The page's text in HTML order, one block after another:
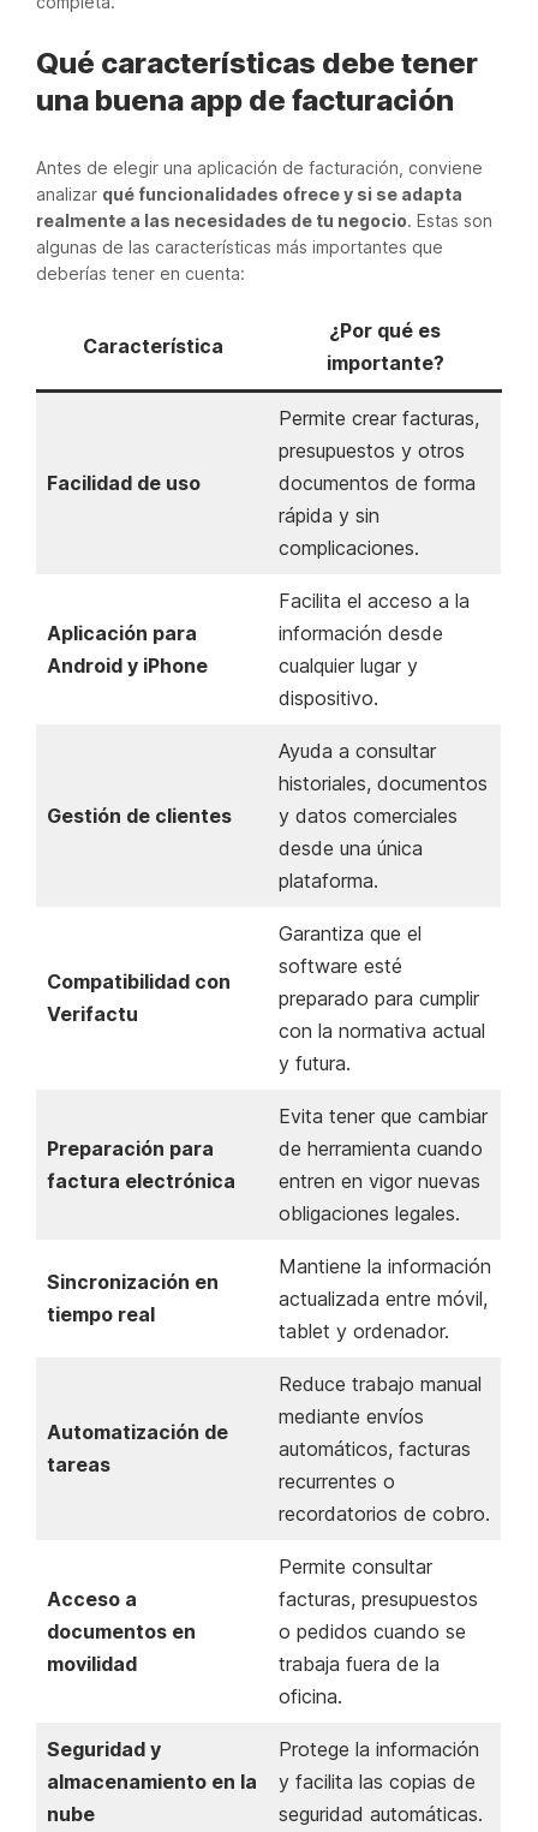
Qué características debe tener
una buena app de facturación
Antes de elegir una aplicación de facturación, conviene
analizar qué funcionalidades ofrece y si se adapta
realmente a las necesidades de tu negocio. Estas son
algunas de las características más importantes que
deberías tener en cuenta:
Característica
¿Por qué es
importante?
Facilidad de uso
Permite crear facturas,
presupuestos y otros
documentos de forma
rápida y sin
complicaciones.
Aplicación para
Android y iPhone
Facilita el acceso a la
información desde
cualquier lugar y
dispositivo.
Gestión de clientes
Ayuda a consultar
historiales, documentos
y datos comerciales
desde una única
plataforma.
Compatibilidad con
Verifactu
Garantiza que el
software esté
preparado para cumplir
con la normativa actual
y futura.
Preparación para
factura electrónica
Evita tener que cambiar
de herramienta cuando
entren en vigor nuevas
obligaciones legales.
Sincronización en
tiempo real
Mantiene la información
actualizada entre móvil,
tablet y ordenador.
Automatización de
tareas
Reduce trabajo manual
mediante envíos
automáticos, facturas
recurrentes o
recordatorios de cobro.
Acceso a
documentos en
movilidad
Permite consultar
facturas, presupuestos
o pedidos cuando se
trabaja fuera de la
oficina.
Seguridad y
almacenamiento en la
nube
Protege la información
y facilita las copias de
seguridad automáticas.